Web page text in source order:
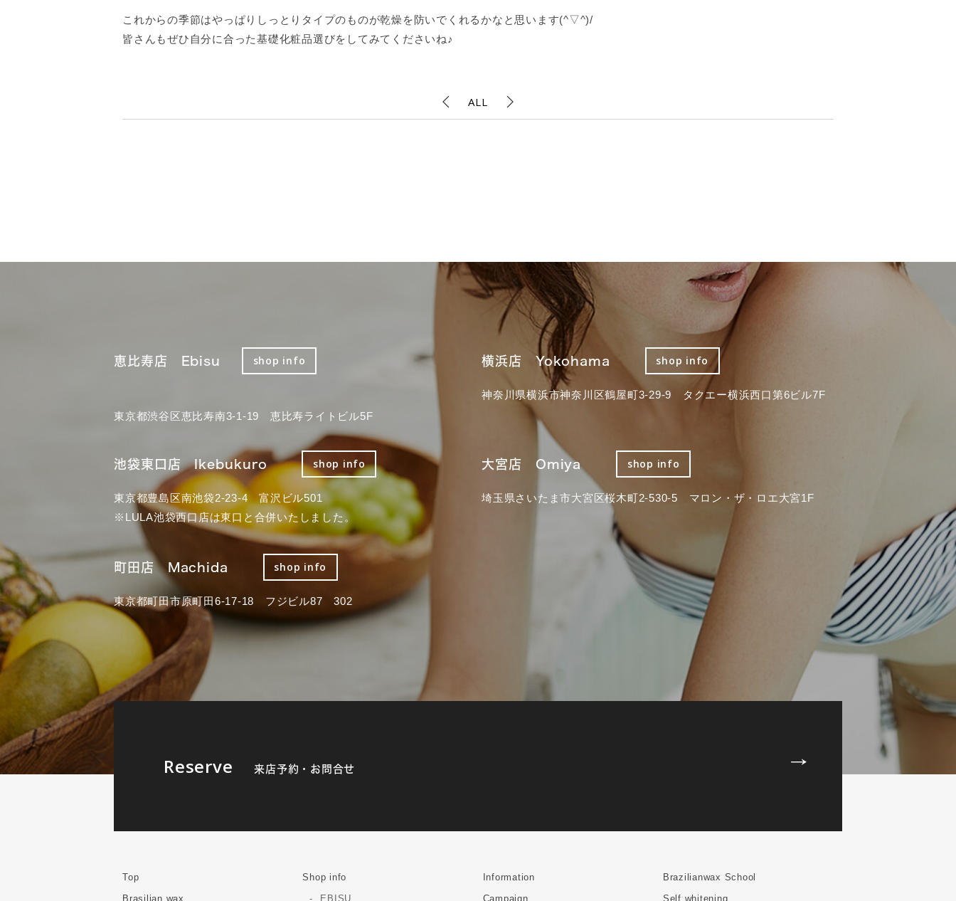
これからの季節はやっぱりしっとりタイプのものが乾燥を防いでくれるかなと思います(^▽^)/
皆さんもぜひ自分に合った基礎化粧品選びをしてみてくださいね♪
ALL
恵比寿店 Ebisu shop info
東京都渋谷区恵比寿南3-1-19 恵比寿ライトビル5F
横浜店 Yokohama shop info
神奈川県横浜市神奈川区鶴屋町3-29-9 タクエー横浜西口第6ビル7F
池袋東口店 Ikebukuro shop info
東京都豊島区南池袋2-23-4 富沢ビル501
※LULA池袋西口店は東口と合併いたしました。
大宮店 Omiya shop info
埼玉県さいたま市大宮区桜木町2-530-5 マロン・ザ・ロエ大宮1F
町田店 Machida shop info
東京都町田市原町田6-17-18 フジビル87 302
Reserve 来店予約・お問合せ
Top
Brasilian wax
Shop info
EBISU
Information
Campaign
Brazilianwax School
Self whitening